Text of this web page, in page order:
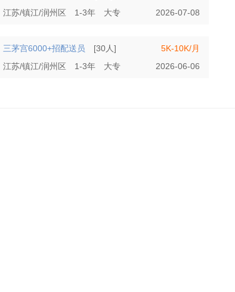
江苏/镇江/润州区
1-3年 大专 2026-07-08
三茅宫6000+招配送员 [30人]
5K-10K/月
江苏/镇江/润州区
1-3年 大专 2026-06-06